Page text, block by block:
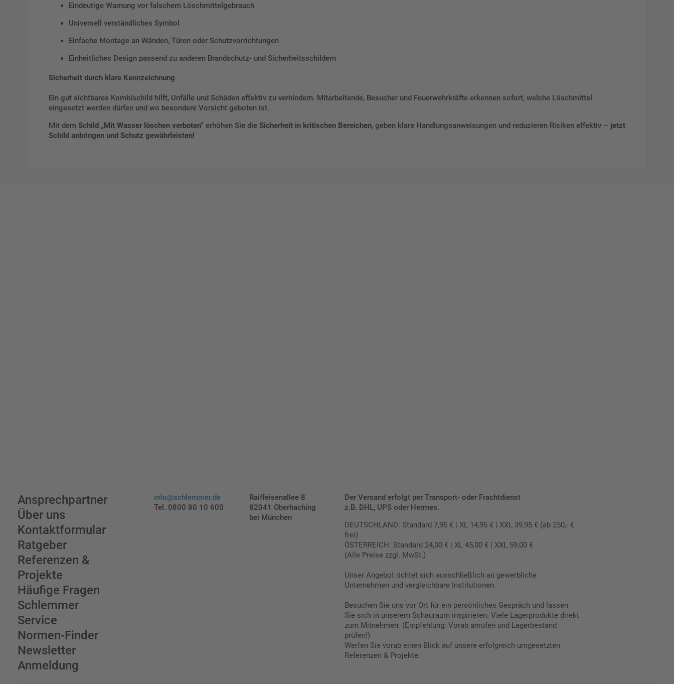
Eindeutige Warnung vor falschem Löschmittelgebrauch
Universell verständliches Symbol
Einfache Montage an Wänden, Türen oder Schutzvorrichtungen
Einheitliches Design passend zu anderen Brandschutz- und Sicherheitsschildern
Sicherheit durch klare Kennzeichnung
Ein gut sichtbares Kombischild hilft, Unfälle und Schäden effektiv zu verhindern. Mitarbeitende, Besucher und Feuerwehrkräfte erkennen sofort, welche Löschmittel
eingesetzt werden dürfen und wo besondere Vorsicht geboten ist.
Mit dem Schild „Mit Wasser löschen verboten“ erhöhen Sie die Sicherheit in kritischen Bereichen, geben klare Handlungsanweisungen und reduzieren Risiken effektiv – jetzt
Schild anbringen und Schutz gewährleisten!
Ansprechpartner
Über uns
Kontaktformular
Ratgeber
Referenzen &
Projekte
Häufige Fragen
Schlemmer
Service
Normen-Finder
Newsletter
Anmeldung
info@schlemmer.de
Tel. 0800 80 10 600
Raiffeisenallee 8
82041 Oberhaching
bei München
Der Versand erfolgt per Transport- oder Frachtdienst
z.B. DHL, UPS oder Hermes.
DEUTSCHLAND: Standard 7,95 € | XL 14,95 € | XXL 39,95 € (ab 250,- €
frei)
ÖSTERREICH: Standard 24,00 € | XL 45,00 € | XXL 59,00 €
(Alle Preise zzgl. MwSt.)
Unser Angebot richtet sich ausschließlich an gewerbliche
Unternehmen und vergleichbare Institutionen.
Besuchen Sie uns vor Ort für ein persönliches Gespräch und lassen
Sie sich in unserem Schauraum inspirieren. Viele Lagerprodukte direkt
zum Mitnehmen. (Empfehlung: Vorab anrufen und Lagerbestand
prüfen!)
Werfen Sie vorab einen Blick auf unsere erfolgreich umgesetzten
Referenzen & Projekte.